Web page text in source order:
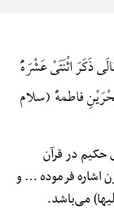
ذَکَرَ اثْنَتَیْ عَشْرَهًَْ
فاطمهًْ (سلام
در قرآن
اشاره فرموده ... و
می‌باشد.